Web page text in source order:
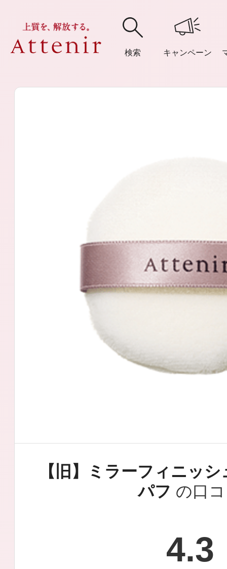
検索 キャンペーン
アテニアの「
お友達紹介サ
定期お届けサ
スキンケア人気ライン
【旧】ミラーフィニッ
パフ の口
4.3